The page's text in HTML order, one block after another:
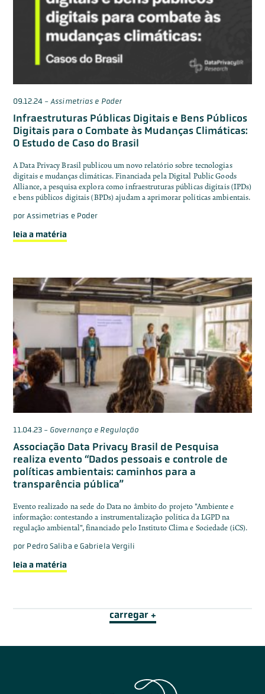
09.12.24- Assimetrias e Poder
Infraestruturas Públicas Digitais e Bens Públicos
Digitais para o Combate às Mudanças Climáticas:
O Estudo de Caso do Brasil
A Data Privacy Brasil publicou um novo relatório sobre tecnologias
digitais e mudanças climáticas. Financiada pela Digital Public Goods
Alliance, a pesquisa explora como infraestruturas públicas digitais (IPDs)
e bens públicos digitais (BPDs) ajudam a aprimorar políticas ambientais.
por Assimetrias e Poder
leia a matéria
11.04.23- Governança e Regulação
Associação Data Privacy Brasil de Pesquisa
realiza evento “Dados pessoais e controle de
políticas ambientais: caminhos para a
transparência pública”
Evento realizado na sede do Data no âmbito do projeto "Ambiente e
informação: contestando a instrumentalização política da LGPD na
regulação ambiental", financiado pelo Instituto Clima e Sociedade (iCS).
por Pedro Saliba e Gabriela Vergili
leia a matéria
carregar +